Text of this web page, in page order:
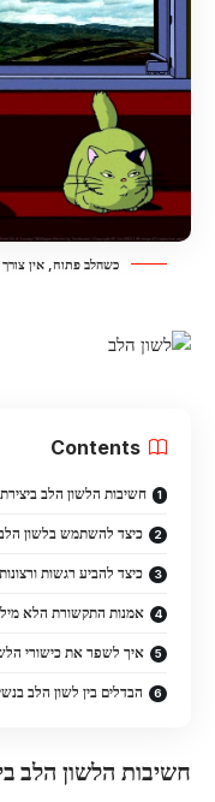
כשהלב פתוח, אין צורך
Contents
חשיבות הלשון הלב
כיצד להשתמש בלשון
כיצד להביע רגשות
אמנות התקשורת הלא
איך לשפר את כישורי
הבדלים בין לשון הלב
חשיבות הלשון הלב